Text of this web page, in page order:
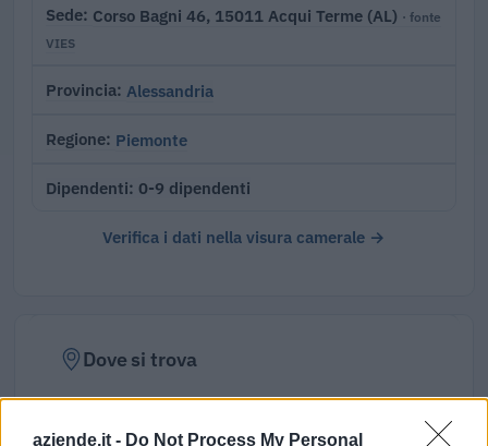
aziende.it - Do Not Process My Personal
Sede Corso Bagni 46, 15011 Acqui Terme (AL) · fonte
VIES
Provincia Alessandria
Regione Piemonte
Dipendenti 0-9 dipendenti
Verifica i dati nella visura camerale →
Dove si trova
Indirizzo:Corso Bagni 46, 15011